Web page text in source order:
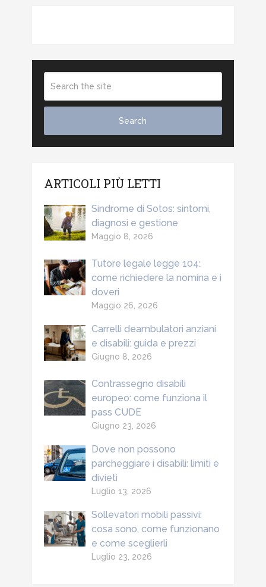
ARTICOLI PIÙ LETTI
Sindrome di Sotos: sintomi,
diagnosi e gestione
Maggio 8, 2026
Tutore legale legge 104:
come richiedere la nomina e i
doveri
Maggio 26, 2026
Carrelli deambulatori anziani
e disabili: guida e prezzi
Giugno 8, 2026
Contrassegno disabili
europeo: come funziona il
pass CUDE
Giugno 23, 2026
Dove non possono
parcheggiare i disabili: limiti e
divieti
Luglio 13, 2026
Sollevatori mobili passivi:
cosa sono, come funzionano
e come sceglierli
Luglio 23, 2026